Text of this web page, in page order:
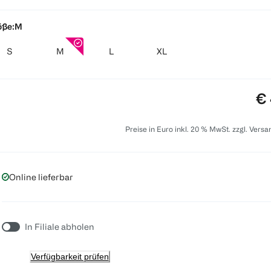
M
S M L XL
€
Preise in Euro inkl. 20 % MwSt. zzgl.
Online lieferbar
In Filiale abholen
Verfügbarkeit prüfen